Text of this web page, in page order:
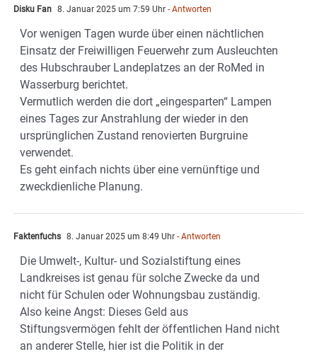
Disku Fan 8. Januar 2025 um 7:59 Uhr - Antworten
Vor wenigen Tagen wurde über einen nächtlichen
Einsatz der Freiwilligen Feuerwehr zum Ausleuchten
des Hubschrauber Landeplatzes an der RoMed in
Wasserburg berichtet.
Vermutlich werden die dort „eingesparten“ Lampen
eines Tages zur Anstrahlung der wieder in den
ursprünglichen Zustand renovierten Burgruine
verwendet.
Es geht einfach nichts über eine vernünftige und
zweckdienliche Planung.
Faktenfuchs 8. Januar 2025 um 8:49 Uhr - Antworten
Die Umwelt-, Kultur- und Sozialstiftung eines
Landkreises ist genau für solche Zwecke da und
nicht für Schulen oder Wohnungsbau zuständig.
Also keine Angst: Dieses Geld aus
Stiftungsvermögen fehlt der öffentlichen Hand nicht
an anderer Stelle, hier ist die Politik in der